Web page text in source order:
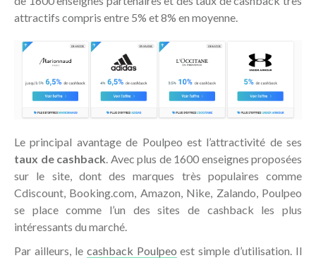
attractifs compris entre 5% et 8% en moyenne.
Le principal avantage de Poulpeo est l’attractivité de ses
taux de cashback. Avec plus de 1600 enseignes proposées
sur le site, dont des marques très populaires comme
Cdiscount, Booking.com, Amazon, Nike, Zalando, Poulpeo
se place comme l’un des sites de cashback les plus
intéressants du marché.
Par ailleurs, le cashback Poulpeo est simple d’utilisation. Il